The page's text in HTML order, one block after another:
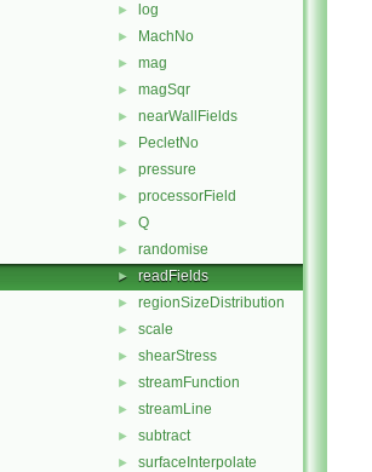
► log
► MachNo
► mag
► magSqr
► nearWallFields
► PecletNo
► pressure
► processorField
► Q
► randomise
► readFields
► regionSizeDistribution
► scale
► shearStress
► streamFunction
► streamLine
► subtract
► surfaceInterpolate